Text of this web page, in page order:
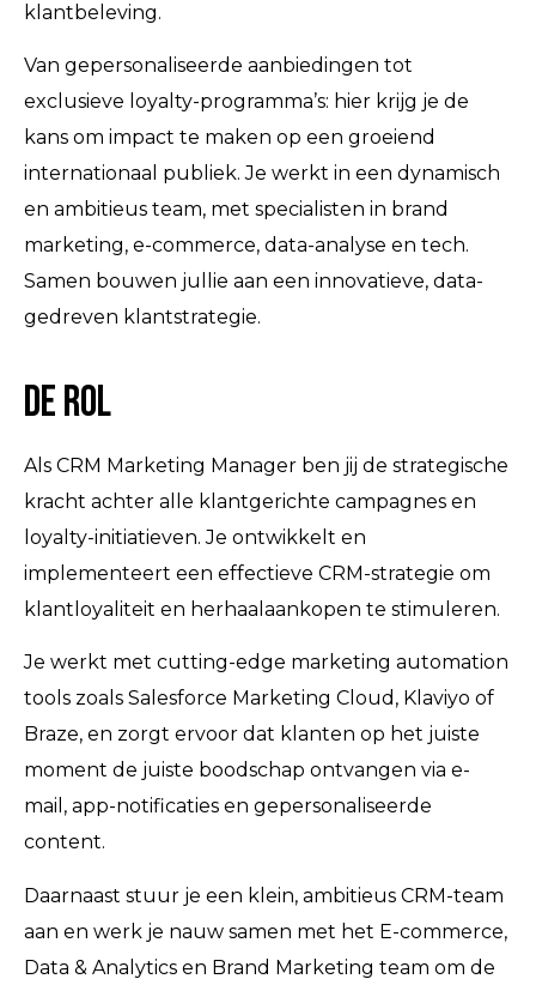
klantbeleving.
Van gepersonaliseerde aanbiedingen tot
exclusieve loyalty-programma’s: hier krijg je de
kans om impact te maken op een groeiend
internationaal publiek. Je werkt in een dynamisch
en ambitieus team, met specialisten in brand
marketing, e-commerce, data-analyse en tech.
Samen bouwen jullie aan een innovatieve, data-
gedreven klantstrategie.
De rol
Als CRM Marketing Manager ben jij de strategische
kracht achter alle klantgerichte campagnes en
loyalty-initiatieven. Je ontwikkelt en
implementeert een effectieve CRM-strategie om
klantloyaliteit en herhaalaankopen te stimuleren.
Je werkt met cutting-edge marketing automation
tools zoals Salesforce Marketing Cloud, Klaviyo of
Braze, en zorgt ervoor dat klanten op het juiste
moment de juiste boodschap ontvangen via e-
mail, app-notificaties en gepersonaliseerde
content.
Daarnaast stuur je een klein, ambitieus CRM-team
aan en werk je nauw samen met het E-commerce,
Data & Analytics en Brand Marketing team om de